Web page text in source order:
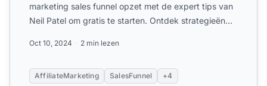
marketing sales funnel opzet met de expert tips van
Neil Patel om gratis te starten. Ontdek strategieën
Oct 10, 2024 2 min lezen
AffiliateMarketing SalesFunnel +4